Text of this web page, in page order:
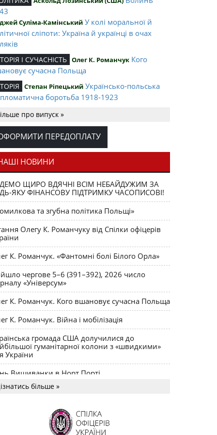
Суліма-Камінський У колі моральної й
сліпоти: Україна й українці в очах
І СУЧАСНІСТЬ Олег К. Романчук Кого
сучасна Польща
Степан Ріпецький Українсько-польська
боротьба 1918-1923
НАЦІЇ Оксана Захарчук
ВИДАННЯ Юрій Щербак Opus magnum
К. Романчука
К. Романчука
РЕДАКЦІЙНЕ Олег К. Романчук Журавель і
як уособлення української політстратегії й
про випуск »
ПЕРЕДОПЛАТУ
НОВИНИ
ЩИРО ВДЯЧНІ ВСІМ НЕБАЙДУЖИМ ЗА
ЯКУ ФІНАНСОВУ ПІДТРИМКУ ЧАСОПИСОВІ!
та згубна політика Польщі»
Олегу К. Романчуку від Спілки офіцерів
К. Романчук. «Фантомні болі Білого Орла»
чергове 5–6 (391–392), 2026 число
«Універсум»
К. Романчук. Кого вшановує сучасна Польща
К. Романчук. Війна і мобілізація
громада США долучилися до
гуманітарної колони з «швидкими»
України
Вишиванки в Норт Порті
MAGNUM Олега К. Романчука
більше »